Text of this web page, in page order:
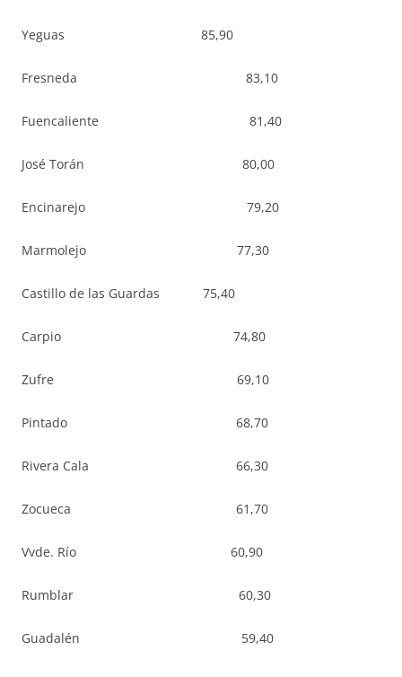
Yeguas 85,90
Fresneda 83,10
Fuencaliente 81,40
José Torán 80,00
Encinarejo 79,20
Marmolejo 77,30
Castillo de las Guardas 75,40
Carpio 74,80
Zufre 69,10
Pintado 68,70
Rivera Cala 66,30
Zocueca 61,70
Vvde. Río 60,90
Rumblar 60,30
Guadalén 59,40